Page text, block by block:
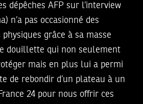
dépêches AFP sur l’interview
n’a pas occasionné des
grâce à sa masse
douillette qui non seulement
mais en plus lui a permi
de rebondir d’un plateau à un
24 pour nous offrir ces